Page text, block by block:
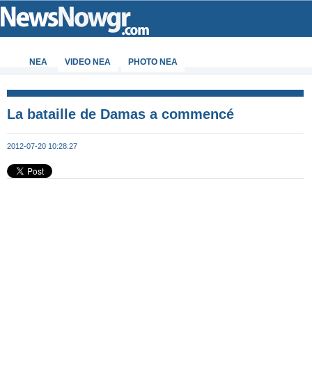
ΝΕΑ VIDEO NEA PHOTO NEA
La bataille de Damas a commencé
2012-07-20 10:28:27